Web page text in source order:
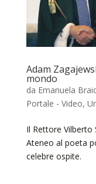
Adam
mondo
da Emanuela
Portale - Video,
Il Rettore Vilberto
Ateneo al poeta
celebre ospite.